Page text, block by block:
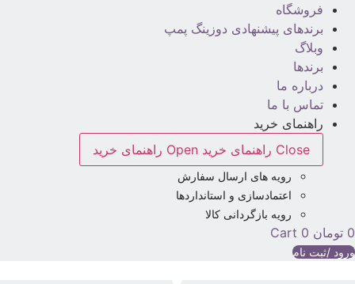
فروشگاه
برندهای پیشنهادی دوزینگ پمپ
وبلاگ
برندها
درباره ما
تماس با ما
راهنمای خرید
Close راهنمای خرید
Open راهنمای خرید
رویه های ارسال سفارش
اعتمادسازی و استانداردها
رویه بازگردانی کالا
0 تومان 0
Cart
ورود /ثبت نام